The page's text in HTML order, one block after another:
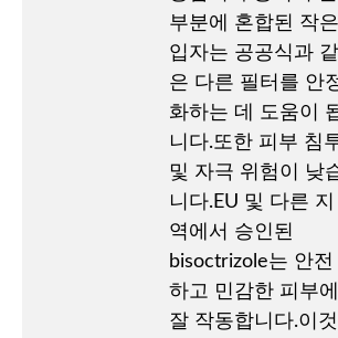
부분에 혼합된 작은
입자는 공공식과 같
은 다른 필터를 안
화하는 데 도움이
니다.또한 피부 침
및 자극 위험이 낮
니다.EU 및 다른 지
역에서 승인된
bisoctrizole는 안전
하고 민감한 피부에
잘 작동합니다.이것